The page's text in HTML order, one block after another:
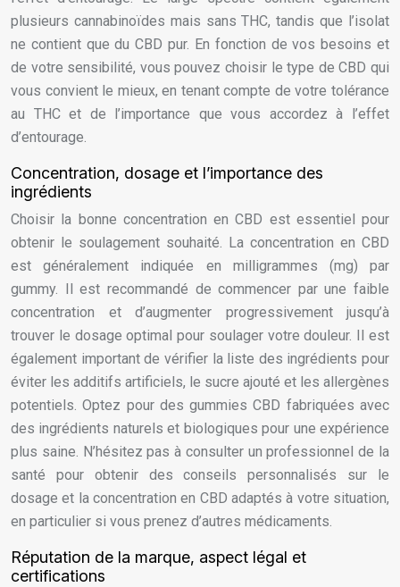
plusieurs cannabinoïdes mais sans THC, tandis que l’isolat
ne contient que du CBD pur. En fonction de vos besoins et
de votre sensibilité, vous pouvez choisir le type de CBD qui
vous convient le mieux, en tenant compte de votre tolérance
au THC et de l’importance que vous accordez à l’effet
d’entourage.
Concentration, dosage et l’importance des
ingrédients
Choisir la bonne concentration en CBD est essentiel pour
obtenir le soulagement souhaité. La concentration en CBD
est généralement indiquée en milligrammes (mg) par
gummy. Il est recommandé de commencer par une faible
concentration et d’augmenter progressivement jusqu’à
trouver le dosage optimal pour soulager votre douleur. Il est
également important de vérifier la liste des ingrédients pour
éviter les additifs artificiels, le sucre ajouté et les allergènes
potentiels. Optez pour des gummies CBD fabriquées avec
des ingrédients naturels et biologiques pour une expérience
plus saine. N’hésitez pas à consulter un professionnel de la
santé pour obtenir des conseils personnalisés sur le
dosage et la concentration en CBD adaptés à votre situation,
en particulier si vous prenez d’autres médicaments.
Réputation de la marque, aspect légal et
certifications